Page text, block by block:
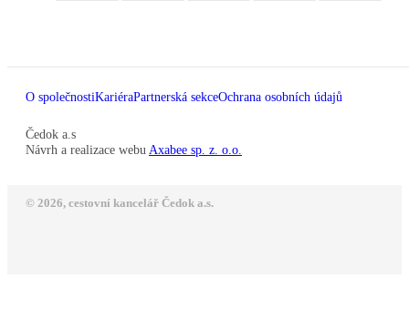
O společnostiKariéraPartnerská sekceOchrana osobních údajů
Čedok a.s
Návrh a realizace webu Axabee sp. z. o.o.
© 2026, cestovní kancelář Čedok a.s.